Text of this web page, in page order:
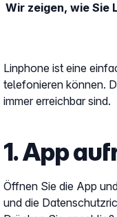
Wir zeigen, wie Sie
Linphone ist eine
telefonieren können.
immer erreichbar sind.
1. App
Öffnen Sie die App
und die